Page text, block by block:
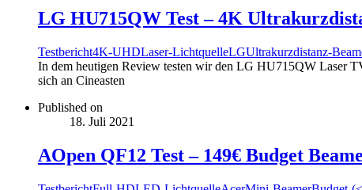
LG HU715QW Test – 4K
Testbericht4K-UHDLaser-LichtquelleLGUltrakurzdistanz-
In dem heutigen Review testen wir den LG HU715QW Laser
sich an Cineasten
Published on
18. Juli 2021
AOpen QF12 Test – 149€ Budget